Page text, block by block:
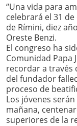
“Una vida para
celebrará el 31
de Rímini, diez
Oreste Benzi.
El congreso ha
Comunidad Papa
recordar a través
del fundador
proceso de
Los jóvenes
mañana,
superiores de la